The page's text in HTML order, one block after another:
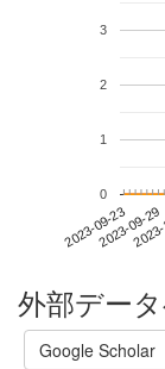
2023-09-232023-09-29
0
1
2
3
外部デー
Google Scholar